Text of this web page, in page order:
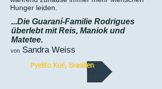
Hunger leiden.
...Die Guaraní-Familie Rodrigues
überlebt mit Reis, Maniok und
Matetee.
von Sandra Weiss
Pyelito Kué, Brasilien